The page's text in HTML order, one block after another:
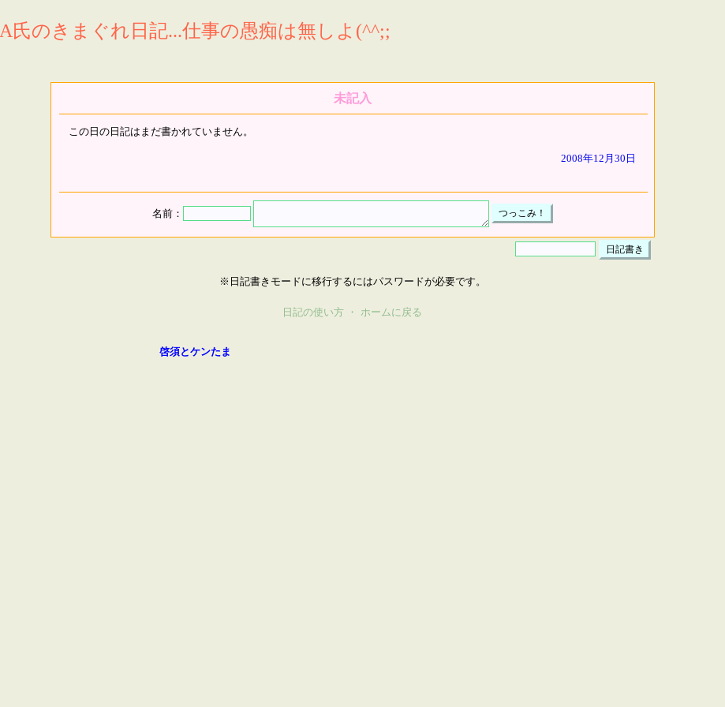
A氏のきまぐれ日記...仕事の愚痴は無しよ(^^;;
未記入
この日の日記はまだ書かれていません。
2008年12月30日
名前：
※日記書きモードに移行するにはパスワードが必要です。
日記の使い方 ・ ホームに戻る
啓須とケンたま